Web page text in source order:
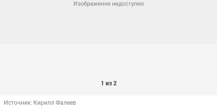
1 из 2
Источник: Кирилл Фалеев